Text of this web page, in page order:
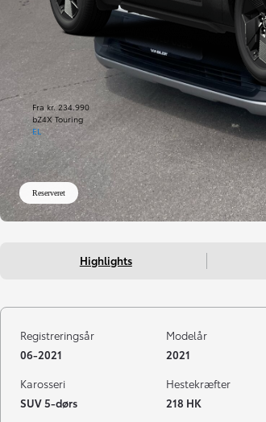
Fra kr. 234.990
bZ4X Touring
EL
Reserveret
Highlights
Registreringsår
06-2021
Modelår
2021
Karosseri
SUV 5-dørs
Hestekræfter
218 HK